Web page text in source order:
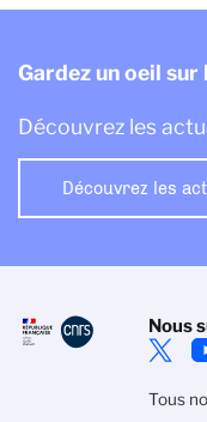
Gardez un oeil
Découvrez les
Découvrez les
Nous
Tous